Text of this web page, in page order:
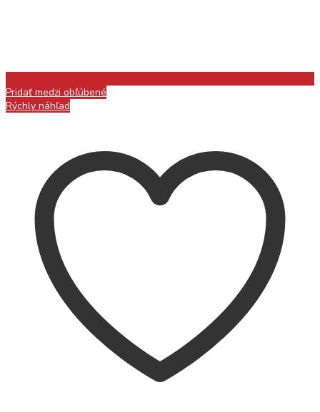
Pridať medzi obľúbené
Rýchly náhľad